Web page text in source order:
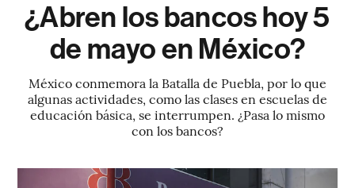
¿Abren los bancos hoy 5
de mayo en México?
México conmemora la Batalla de Puebla, por lo que
algunas actividades, como las clases en escuelas de
educación básica, se interrumpen. ¿Pasa lo mismo
con los bancos?